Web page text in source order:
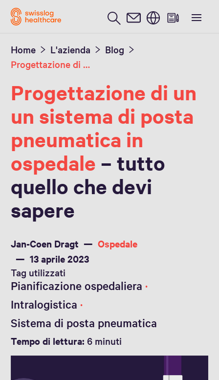
Inglese / English
Home L'azienda
Blog
Progettazione di un sistema di posta pneumatica
Progettazione di un
un sistema di posta
pneumatica in
ospedale – tutto
quello che devi
sapere
Jan-Coen Dragt
13 aprile 2023
Ospedale
Tempo di lettura: 6 minuti
Tag utilizzati
Pianificazione ospedaliera
Intralogistica
Sistema di posta pneumatica